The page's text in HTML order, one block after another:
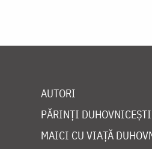
AUTORI
PĂRINȚI DUHOVNICEȘTI
MAICI CU VIAȚĂ